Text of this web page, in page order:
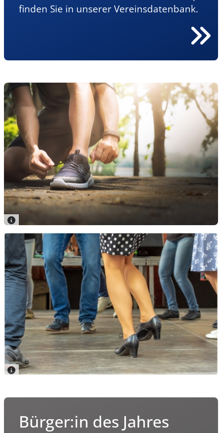
finden Sie in unserer Vereinsdatenbank.
Bürger:in des Jahres